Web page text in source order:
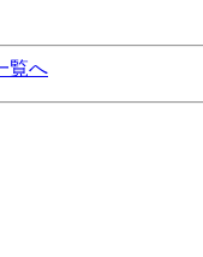
覧へ